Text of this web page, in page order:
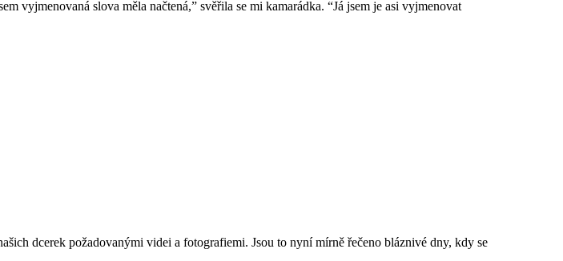
vyjmenovaná slova měla načtená,” svěřila se mi kamarádka. “Já jsem je asi vyjmenovat
dcerek požadovanými videi a fotografiemi. Jsou to nyní mírně řečeno bláznivé dny, kdy se